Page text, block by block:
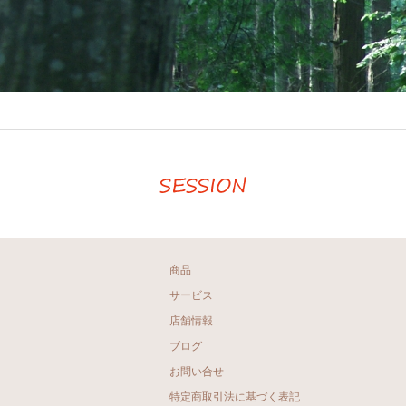
商品
サービス
店舗情報
ブログ
お問い合せ
特定商取引法に基づく表記